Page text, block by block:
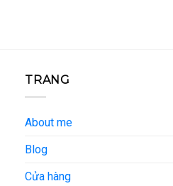
TRANG
About me
Blog
Cửa hàng